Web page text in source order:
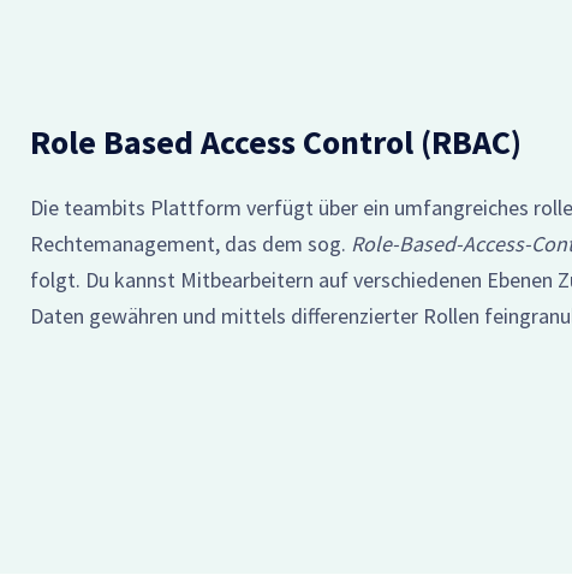
Role Based Access Control (RBAC)
Die teambits Plattform verfügt über ein umfangreiches
Rechtemanagement, das dem sog. Role-Based-Access-
folgt. Du kannst Mitbearbeitern auf verschiedenen Ebenen
Daten gewähren und mittels differenzierter Rollen